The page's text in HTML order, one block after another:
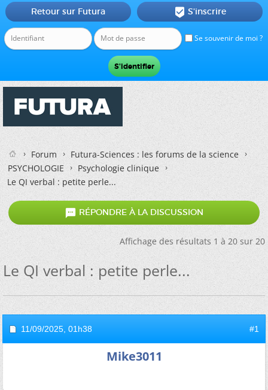
Se souvenir de moi ?
Retour sur Futura  S'inscrire
Forum
Futura-Sciences : les forums de la science
PSYCHOLOGIE
Psychologie clinique
Le QI verbal : petite perle...
 RÉPONDRE À LA DISCUSSION
Affichage des résultats 1 à 20 sur 20
Le QI verbal : petite perle...
11/09/2025, 01h38 #1
Mike3011